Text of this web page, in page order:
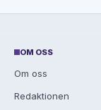
OM OSS
Om oss
Redaktionen